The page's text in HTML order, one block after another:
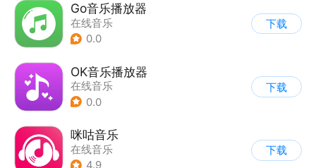
Go音乐播放器
在线音乐
0.0
下载
OK音乐播放器
在线音乐
0.0
下载
咪咕音乐
在线音乐
4.9
下载